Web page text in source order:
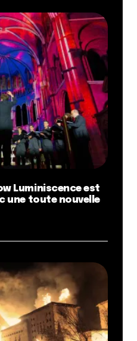
Luminiscence est
une toute nouvelle